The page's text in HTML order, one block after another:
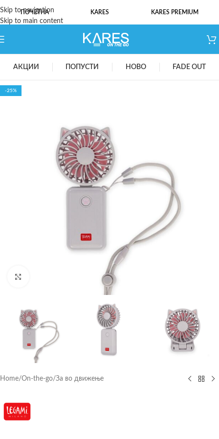
Skip to navigation
Skip to main content
ПОЧЕТНА KARES KARES PREMIUM
АКЦИИ ПОПУСТИ НОВО FADE OUT
-25%
Home/On-the-go/За во движење